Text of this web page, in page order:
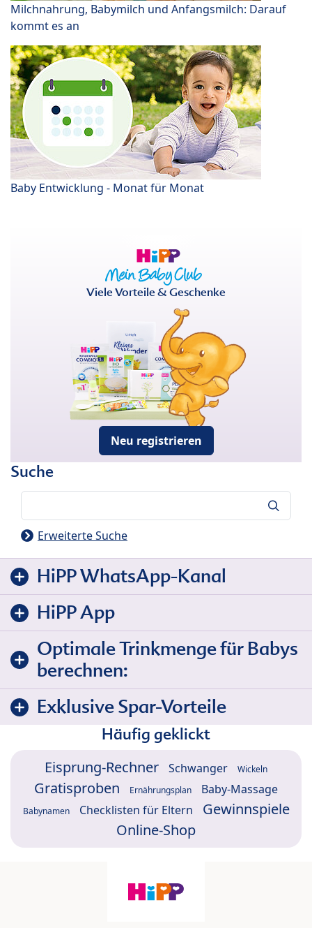
Milchnahrung, Babymilch und Anfangsmilch: Darauf
kommt es an
Baby Entwicklung - Monat für Monat
Viele Vorteile & Geschenke
Neu registrieren
Suche
Erweiterte Suche
HiPP WhatsApp-Kanal
HiPP App
Optimale Trinkmenge für Babys
berechnen:
Exklusive Spar-Vorteile
Häufig geklickt
Eisprung-Rechner Schwanger Wickeln
Gratisproben Ernährungsplan Baby-Massage
Babynamen Checklisten für Eltern
Gewinnspiele
Online-Shop